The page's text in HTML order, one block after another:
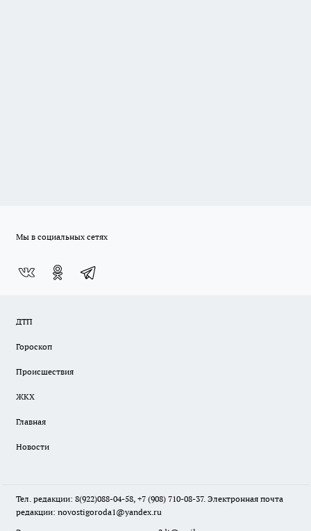
Мы в социальных сетях
ДТП
Гороскоп
Происшествия
ЖКХ
Главная
Новости
Тел. редакции: 8(922)088-04-58, +7 (908) 710-08-37. Электронная почта
редакции: novostigoroda1@yandex.ru